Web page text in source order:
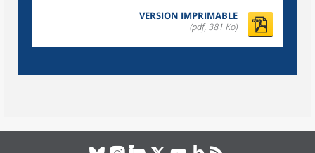
VERSION IMPRIMABLE
(pdf, 381 Ko)